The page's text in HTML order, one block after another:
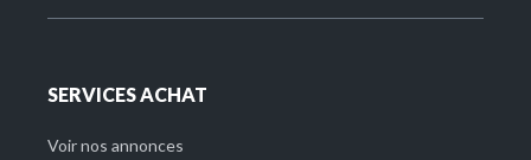
SERVICES ACHAT
Voir nos annonces